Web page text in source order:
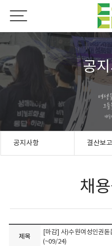
공
공지사항 결산보고
채
제목
[마감] 사)수원여성인권
(~09/24)